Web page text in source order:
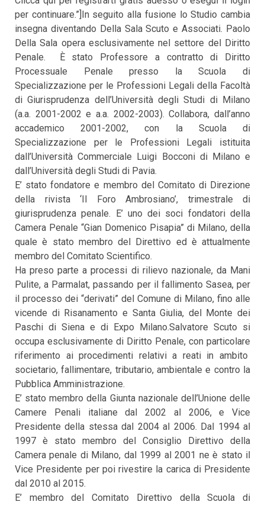
per continuare.”]In seguito alla fusione lo Studio cambia
insegna diventando Della Sala Scuto e Associati. Paolo
Della Sala opera esclusivamente nel settore del Diritto
Penale. È stato Professore a contratto di Diritto
Processuale Penale presso la Scuola di
Specializzazione per le Professioni Legali della Facoltà
di Giurisprudenza dell’Università degli Studi di Milano
(a.a. 2001-2002 e a.a. 2002-2003). Collabora, dall’anno
accademico 2001-2002, con la Scuola di
Specializzazione per le Professioni Legali istituita
dall’Università Commerciale Luigi Bocconi di Milano e
dall’Università degli Studi di Pavia.
E’ stato fondatore e membro del Comitato di Direzione
della rivista ‘Il Foro Ambrosiano’, trimestrale di
giurisprudenza penale. E’ uno dei soci fondatori della
Camera Penale “Gian Domenico Pisapia” di Milano, della
quale è stato membro del Direttivo ed è attualmente
membro del Comitato Scientifico.
Ha preso parte a processi di rilievo nazionale, da Mani
Pulite, a Parmalat, passando per il fallimento Sasea, per
il processo dei “derivati” del Comune di Milano, fino alle
vicende di Risanamento e Santa Giulia, del Monte dei
Paschi di Siena e di Expo Milano.Salvatore Scuto si
occupa esclusivamente di Diritto Penale, con particolare
riferimento ai procedimenti relativi a reati in ambito
societario, fallimentare, tributario, ambientale e contro la
Pubblica Amministrazione.
E’ stato membro della Giunta nazionale dell’Unione delle
Camere Penali italiane dal 2002 al 2006, e Vice
Presidente della stessa dal 2004 al 2006. Dal 1994 al
1997 è stato membro del Consiglio Direttivo della
Camera penale di Milano, dal 1999 al 2001 ne è stato il
Vice Presidente per poi rivestire la carica di Presidente
dal 2010 al 2015.
E’ membro del Comitato Direttivo della Scuola di